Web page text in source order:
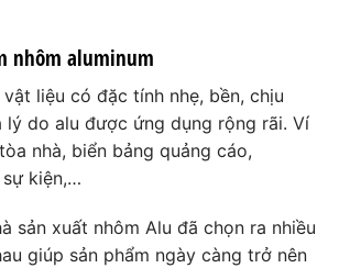
nhôm aluminum
liệu có đặc tính nhẹ, bền, chịu
lý do alu được ứng dụng rộng rãi. Ví
nhà, biển bảng quảng cáo,
kiện,…
sản xuất nhôm Alu đã chọn ra nhiều
giúp sản phẩm ngày càng trở nên